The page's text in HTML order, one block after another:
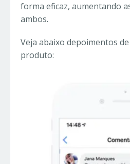
forma eficaz, aumentando
ambos.
Veja abaixo depoimentos
produto: